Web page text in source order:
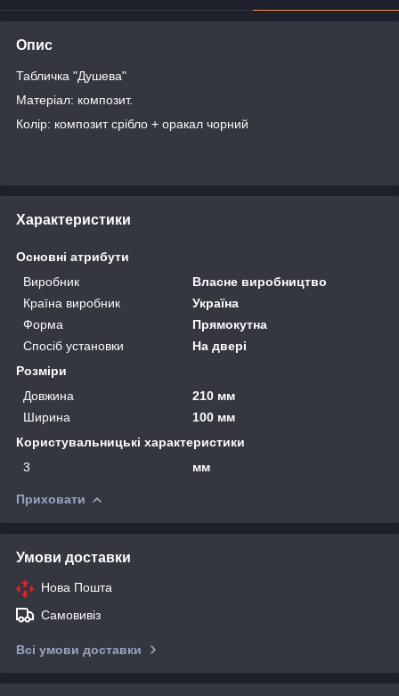
Опис
Табличка "Душева"
Матеріал: композит.
Колір: композит срібло + оракал чорний
Характеристики
Основні атрибути
Виробник
Власне виробництво
Країна виробник
Україна
Форма
Прямокутна
Спосіб установки
На двері
Розміри
Довжина
210 мм
Ширина
100 мм
Користувальницькі характеристики
3
мм
Приховати
Умови доставки
Нова Пошта
Самовивіз
Всі умови доставки